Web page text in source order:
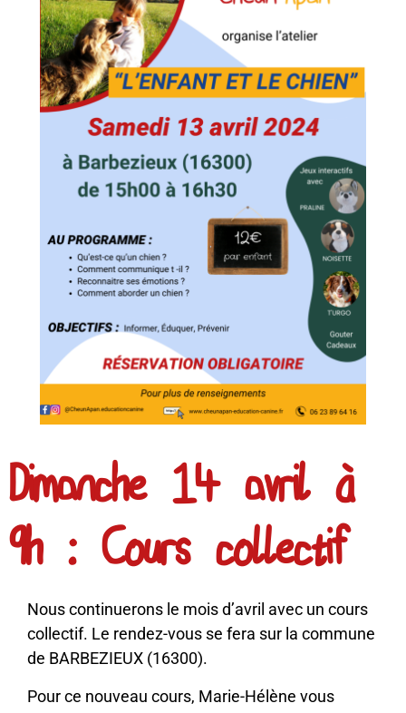
Dimanche 14 avril à
9h : Cours collectif
Nous continuerons le mois d’avril avec un cours
collectif. Le rendez-vous se fera sur la commune
de BARBEZIEUX (16300).
Pour ce nouveau cours, Marie-Hélène vous